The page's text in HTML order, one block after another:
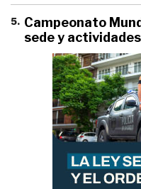
5. Campeonato
sede y actividades